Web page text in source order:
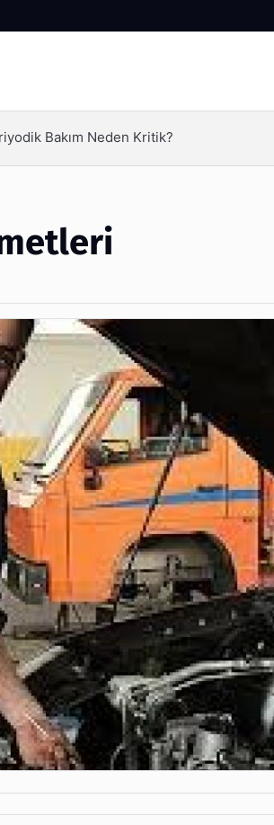
Verimliliği Olimpack ile Yakalayın